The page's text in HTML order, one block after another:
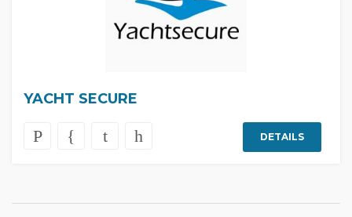
YACHT SECURE
DETAILS